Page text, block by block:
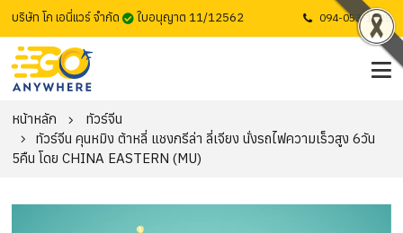
บริษัท โก เอนี่แวร์ จำกัด ใบอนุญาต 11/12562 094-053-1725
หน้าหลัก
ทัวร์จีน
ทัวร์จีน คุนหมิง ต้าหลี่ แชงกรีล่า ลี่เจียง นั่งรถไฟความเร็วสูง 6วัน
5คืน โดย CHINA EASTERN (MU)